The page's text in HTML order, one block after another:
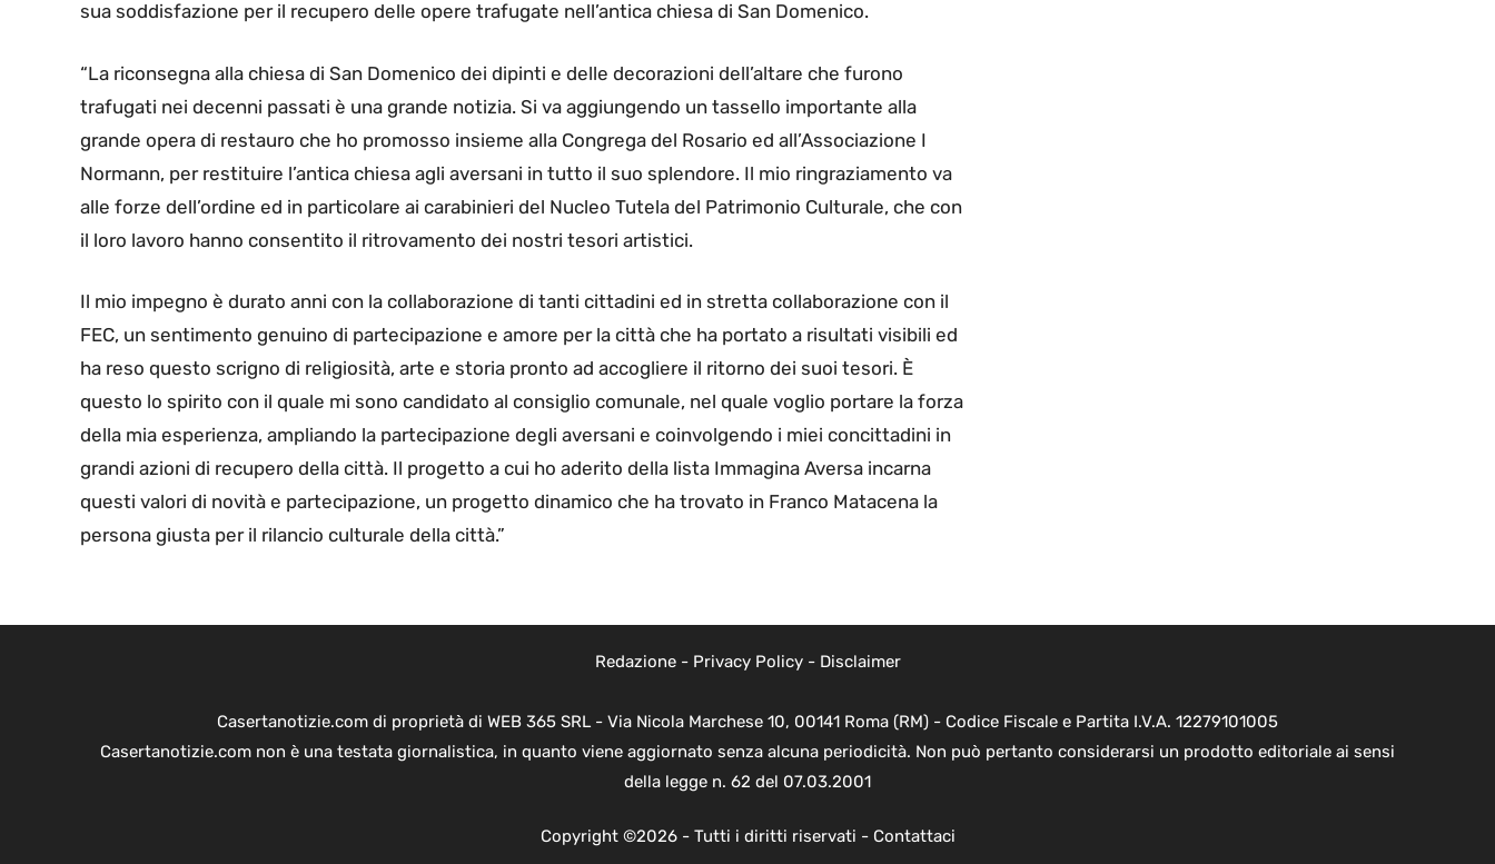
sua soddisfazione per il recupero delle opere trafugate nell’antica chiesa di San Domenico.
“La riconsegna alla chiesa di San Domenico dei dipinti e delle decorazioni dell’altare che furono
trafugati nei decenni passati è una grande notizia. Si va aggiungendo un tassello importante alla
grande opera di restauro che ho promosso insieme alla Congrega del Rosario ed all’Associazione I
Normann, per restituire l’antica chiesa agli aversani in tutto il suo splendore. Il mio ringraziamento va
alle forze dell’ordine ed in particolare ai carabinieri del Nucleo Tutela del Patrimonio Culturale, che con
il loro lavoro hanno consentito il ritrovamento dei nostri tesori artistici.
Il mio impegno è durato anni con la collaborazione di tanti cittadini ed in stretta collaborazione con il
FEC, un sentimento genuino di partecipazione e amore per la città che ha portato a risultati visibili ed
ha reso questo scrigno di religiosità, arte e storia pronto ad accogliere il ritorno dei suoi tesori. È
questo lo spirito con il quale mi sono candidato al consiglio comunale, nel quale voglio portare la forza
della mia esperienza, ampliando la partecipazione degli aversani e coinvolgendo i miei concittadini in
grandi azioni di recupero della città. Il progetto a cui ho aderito della lista Immagina Aversa incarna
questi valori di novità e partecipazione, un progetto dinamico che ha trovato in Franco Matacena la
persona giusta per il rilancio culturale della città.”
Redazione- Privacy Policy- Disclaimer
Casertanotizie.com di proprietà di WEB 365 SRL - Via Nicola Marchese 10, 00141 Roma (RM) - Codice Fiscale e Partita I.V.A. 12279101005
Casertanotizie.com non è una testata giornalistica, in quanto viene aggiornato senza alcuna periodicità. Non può pertanto considerarsi un prodotto editoriale ai sensi
della legge n. 62 del 07.03.2001
Copyright ©2026 - Tutti i diritti riservati - Contattaci